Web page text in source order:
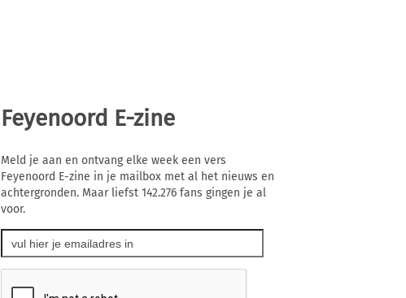
Feyenoord E-zine
Meld je aan en ontvang elke week een vers
Feyenoord E-zine in je mailbox met al het nieuws en
achtergronden. Maar liefst 142.276 fans gingen je al
voor.